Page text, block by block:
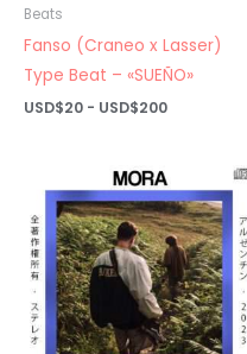
Beats
Fanso (Craneo x Lasser)
Type Beat – «SUEÑO»
USD$20 - USD$200Rango
USD$20
hasta
USD$200